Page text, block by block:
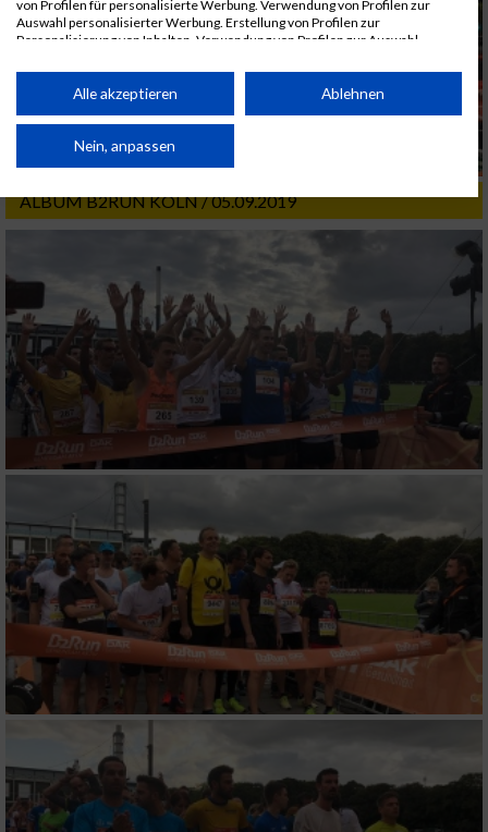
ALBUM B2RUN KÖLN / 05.09.2019
von Profilen für personalisierte Werbung. Verwendung von Profilen zur
Auswahl personalisierter Werbung. Erstellung von Profilen zur
Personalisierung von Inhalten. Verwendung von Profilen zur Auswahl
Performance von Inhalten. Analyse von Zielgruppen durch Statistiken oder
Kombinationen von Daten aus verschiedenen Quellen. Entwicklung und
von Inhalten.
Daten können außerhalb der Europäischen Union weitergegeben und in die
Website/App.
Wir nutzen Ihre Daten für folgende Zwecke:
IAB-Verarbeitungszwecke:
Speichern von oder Zugriff auf Informationen
auf einem Endgerät
Verwendung reduzierter Daten zur Auswahl
von Werbeanzeigen
Erstellung von Profilen für personalisierte
Verwendung von Profilen zur Auswahl
personalisierter Werbung
Erstellung von Profilen zur Personalisierung
von Inhalten
personalisierter Inhalte
Messung der Werbeleistung
Messung der Performance von Inhalten
Alle akzeptieren Ablehnen
Nein, anpassen